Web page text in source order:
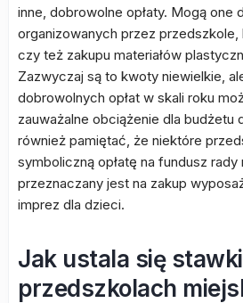
inne, dobrowolne opłaty. Mogą
organizowanych przez przedszkole,
czy też zakupu materiałów
Zazwyczaj są to kwoty niewielkie,
dobrowolnych opłat w skali roku
zauważalne obciążenie dla budżetu
również pamiętać, że niektóre
symboliczną opłatę na fundusz
przeznaczany jest na zakup
imprez dla dzieci.
Jak ustala się
przedszkolach